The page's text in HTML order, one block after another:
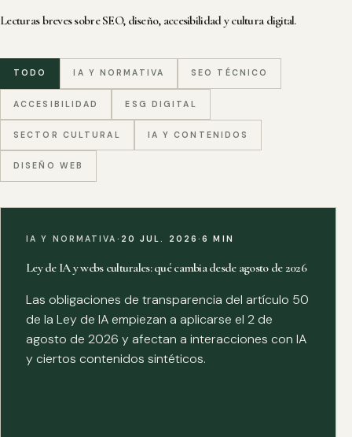
Lecturas breves sobre SEO, diseño, accesibilidad y cultura digital.
TODO IA Y NORMATIVA SEO TÉCNICO
ACCESIBILIDAD ESG DIGITAL
SECTOR CULTURAL IA Y CONTENIDOS
DISEÑO WEB
IA Y NORMATIVA · 20 JUL. 2026·6 MIN
Ley de IA y webs culturales: qué cambia desde agosto de 2026
Las obligaciones de transparencia del artículo 50
de la Ley de IA empiezan a aplicarse el 2 de
agosto de 2026 y afectan a interacciones con IA
y ciertos contenidos sintéticos.